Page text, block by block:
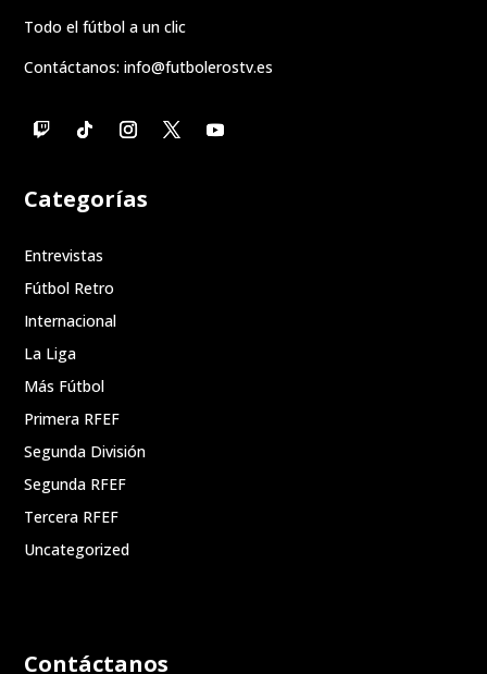
Todo el fútbol a un clic
Contáctanos:info@futbolerostv.es
Categorías
Entrevistas
Fútbol Retro
Internacional
La Liga
Más Fútbol
Primera RFEF
Segunda División
Segunda RFEF
Tercera RFEF
Uncategorized
Contáctanos